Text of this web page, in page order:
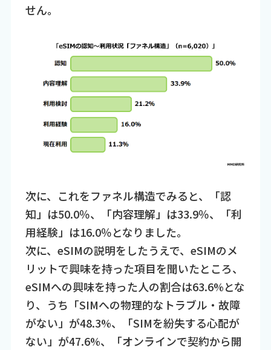
せん。
次に、これをファネル構造でみると、「認
知」は50.0％、「内容理解」は33.9％、「利
用経験」は16.0％となりました。
次に、eSIMの説明をしたうえで、eSIMのメ
リットで興味を持った項目を聞いたところ、
eSIMへの興味を持った人の割合は63.6%とな
り、うち「SIMへの物理的なトラブル・故障
がない」が48.3%、「SIMを紛失する心配が
ない」が47.6%、「オンラインで契約から開